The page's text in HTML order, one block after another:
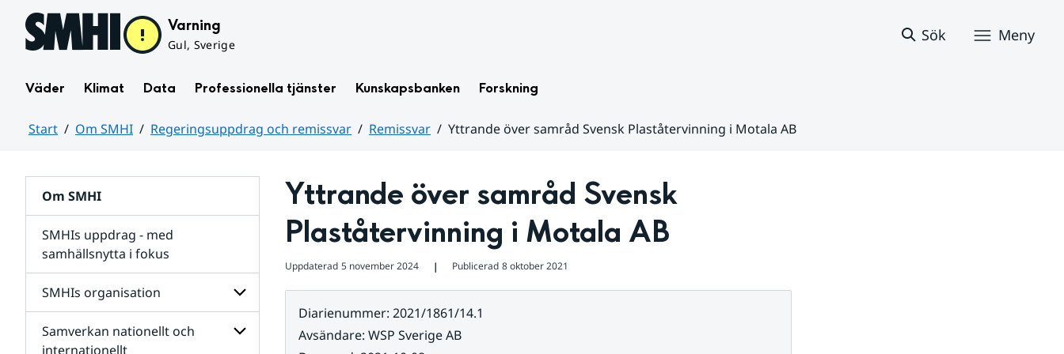
Hoppa till sidans innehåll Varning
Gul, Sverige
Sök Meny
Väder Klimat Data Professionella tjänster Kunskapsbanken Forskning
Start Om SMHI Regeringsuppdrag och remissvar Remissvar
Yttrande över samråd Svensk Plaståtervinning i Motala AB
Om SMHI
SMHIs uppdrag - med
samhällsnytta i fokus
SMHIs organisation
Undersidor
Samverkan nationellt och
internationellt
för
Regeringsuppdrag
remissvar
Yttrande över samråd Svensk
Plaståtervinning i Motala AB
Uppdaterad 5 november 2024 ❘ Publicerad 8 oktober 2021
Diarienummer: 2021/1861/14.1
Avsändare: WSP Sverige AB